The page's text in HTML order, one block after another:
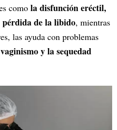
como la disfunción eréctil,
pérdida de la libido, mientras
las ayuda con problemas
y la sequedad